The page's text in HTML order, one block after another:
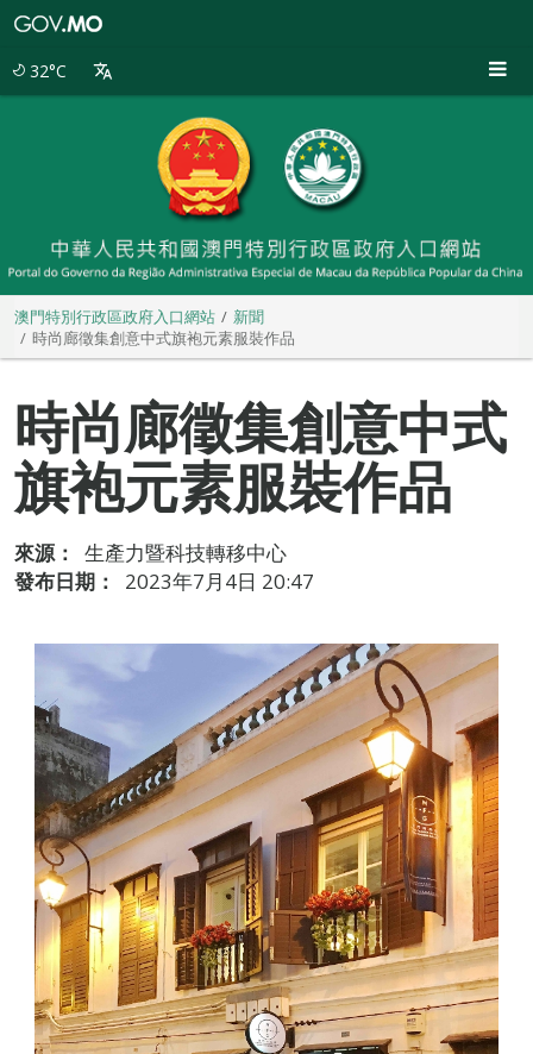
32°C
澳門特別行政區政府入口網站
新聞
時尚廊徵集創意中式旗袍元素服裝作品
時尚廊徵集創意中式
旗袍元素服裝作品
來源：
生產力暨科技轉移中心
發布日期：
2023年7月4日 20:47